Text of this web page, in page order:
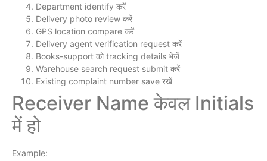
Department identify करें
Delivery photo review करें
GPS location compare करें
Delivery agent verification request करें
Books-support को tracking details भेजें
Warehouse search request submit करें
Existing complaint number save रखें
Receiver Name केवल Initials
में हो
Example: